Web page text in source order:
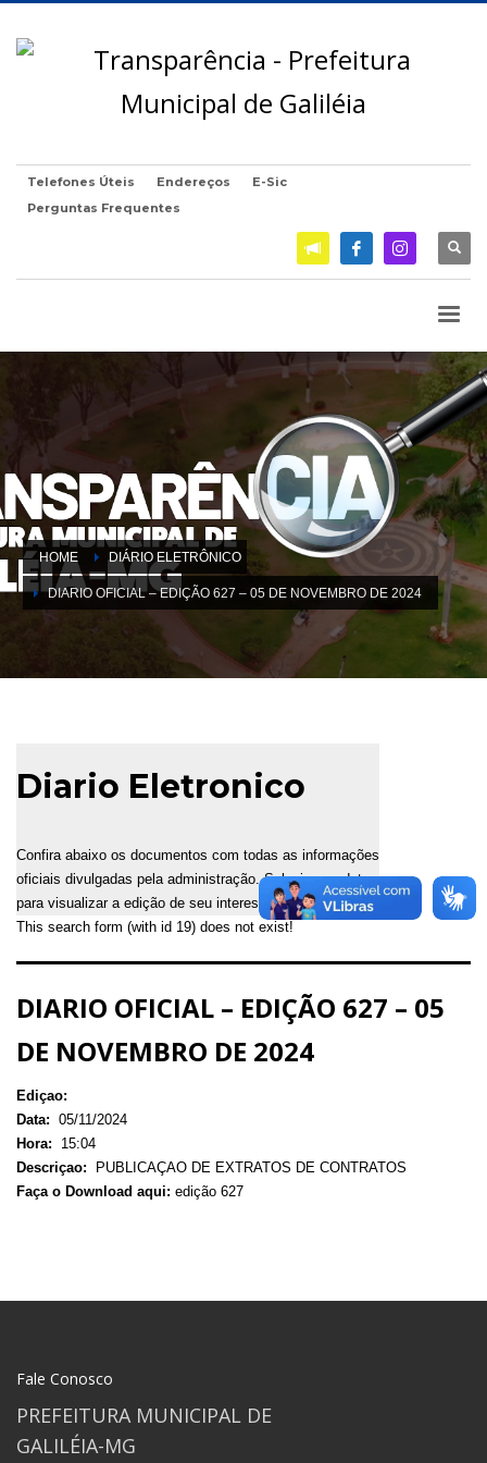
Telefones Úteis Endereços
E-Sic
Perguntas Frequentes
HOME DIÁRIO ELETRÔNICO
DIARIO OFICIAL – EDIÇÃO 627 – 05 DE NOVEMBRO DE 2024
Diario Eletronico
Confira abaixo os documentos com todas as informações
oficiais divulgadas pela administração. Selecione a data
para visualizar a edição de seu interesse.
This search form (with id 19) does not exist!
DIARIO OFICIAL – EDIÇÃO 627 – 05
DE NOVEMBRO DE 2024
Ediçao:
Data: 05/11/2024
Hora:
15:04
Descriçao:
PUBLICAÇAO DE EXTRATOS DE CONTRATOS
Faça o Download aqui: edição 627
Fale Conosco
PREFEITURA MUNICIPAL DE
GALILÉIA-MG